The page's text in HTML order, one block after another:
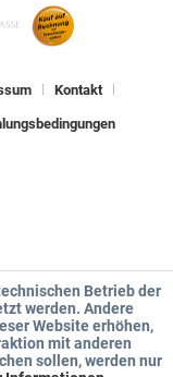
Kontakt
Betrieb der
werden. Andere
Website erhöhen,
mit anderen
sollen, werden nur